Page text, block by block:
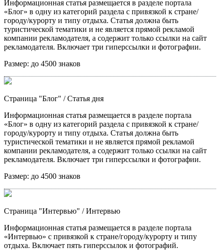
Информационная статья размещается в разделе портала
«Блог» в одну из категорий раздела с привязкой к стране/
городу/курорту и типу отдыха. Статья должна быть
туристической тематики и не является прямой рекламой
компании рекламодателя, а содержит только ссылки на сайт
рекламодателя. Включает три гиперссылки и фотографии.
Размер: до 4500 знаков
Страница "Блог" / Статья дня
Информационная статья размещается в разделе портала
«Блог» в одну из категорий раздела с привязкой к стране/
городу/курорту и типу отдыха. Статья должна быть
туристической тематики и не является прямой рекламой
компании рекламодателя, а содержит только ссылки на сайт
рекламодателя. Включает три гиперссылки и фотографии.
Размер: до 4500 знаков
Страница "Интервью" / Интервью
Информационная статья размещается в разделе портала
«Интервью» с привязкой к стране/городу/курорту и типу
отдыха. Включает пять гиперссылок и фотографий.